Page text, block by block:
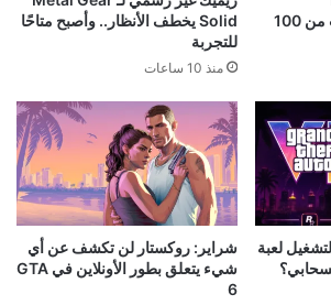
Redemption 2 تقترب من 100
Solid يخطف الأنظار.. وأصبح متاحًا
للتجربة
منذ 10 ساعات
هل تخطط Take-Two لتشغيل لعبة
شراير: روكستار لن تكشف عن أي
شيء يتعلق بطور الأونلاين في GTA
6